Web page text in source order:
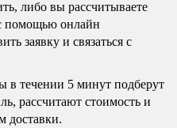
либо вы рассчитываете
помощью онлайн
заявку и связаться с
в течении 5 минут подберут
рассчитают стоимость и
доставки.